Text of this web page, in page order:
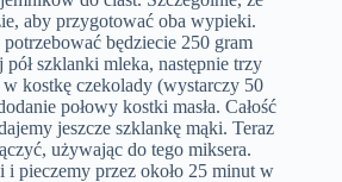
aby przygotować oba wypieki.
będziecie 250 gram
szklanki mleka, następnie trzy
kostkę czekolady (wystarczy 50
połowy kostki masła. Całość
jeszcze szklankę mąki. Teraz
używając do tego miksera.
i pieczemy przez około 25 minut w